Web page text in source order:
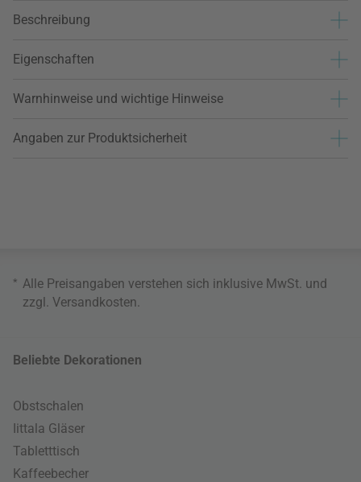
Beschreibung
Eigenschaften
Warnhinweise und wichtige Hinweise
Angaben zur Produktsicherheit
* Alle Preisangaben verstehen sich inklusive MwSt. und
zzgl. Versandkosten
Beliebte Dekorationen
Obstschalen
Iittala Gläser
Tabletttisch
Kaffeebecher